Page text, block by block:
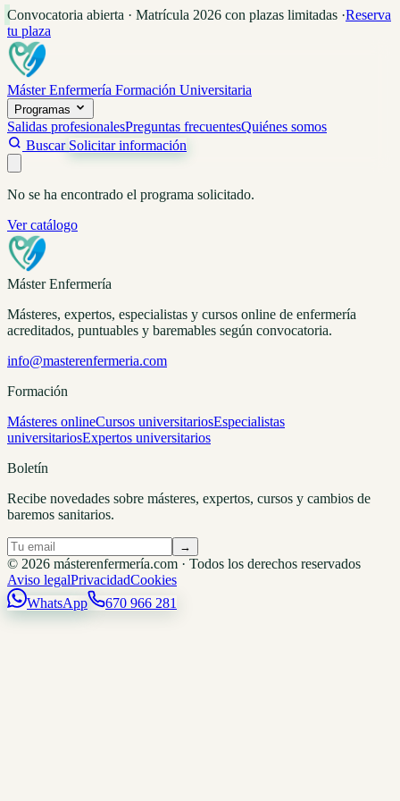
Convocatoria abierta · Matrícula 2026 con plazas limitadas ·Reserva
tu plaza
Máster Enfermería Formación Universitaria
Programas
Salidas profesionalesPreguntas frecuentesQuiénes somos
Buscar Solicitar información
No se ha encontrado el programa solicitado.
Ver catálogo
Máster Enfermería
Másteres, expertos, especialistas y cursos online de enfermería
acreditados, puntuables y baremables según convocatoria.
info@masterenfermeria.com
Formación
Másteres onlineCursos universitariosEspecialistas
universitariosExpertos universitarios
Boletín
Recibe novedades sobre másteres, expertos, cursos y cambios de
baremos sanitarios.
→
© 2026 másterenfermería.com · Todos los derechos reservados
Aviso legalPrivacidadCookies
WhatsApp
670 966 281